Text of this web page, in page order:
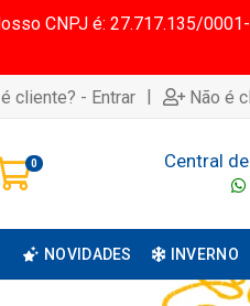
CNPJ é: 27.717.135/
cliente? - Entrar | Não é
0 Central
NOVIDADES INVERNO